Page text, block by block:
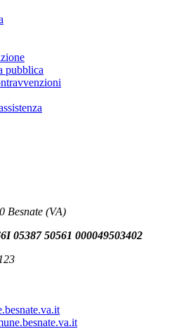
pubblica
Besnate (VA)
05387 50561 000049503402